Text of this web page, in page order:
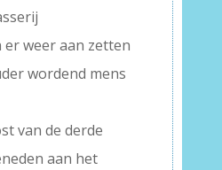
er weer aan zetten
wordend mens
van de derde
aan het